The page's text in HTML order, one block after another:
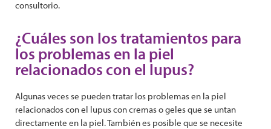
consultorio.
¿Cuáles son los tratamientos para
los problemas en la piel
relacionados con el lupus?
Algunas veces se pueden tratar los problemas en la piel
relacionados con el lupus con cremas o geles que se untan
directamente en la piel. También es posible que se necesite